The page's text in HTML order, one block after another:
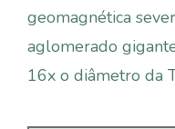
geomagnética
aglomerado
16x o diâmetro da